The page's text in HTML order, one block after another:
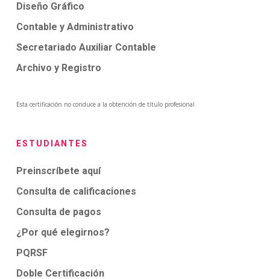
Diseño Gráfico
Contable y Administrativo
Secretariado Auxiliar Contable
Archivo y Registro
Esta certificación no conduce a la obtención de título profesional
ESTUDIANTES
Preinscríbete aquí
Consulta de calificaciones
Consulta de pagos
¿Por qué elegirnos?
PQRSF
Doble Certificación